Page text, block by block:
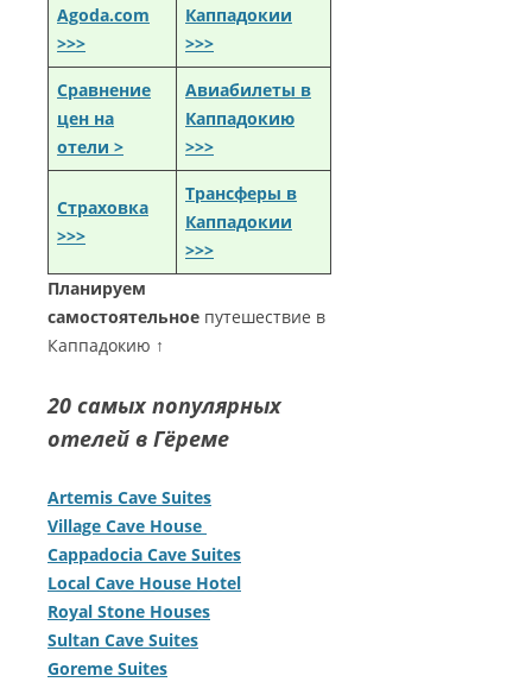
Agoda.com
>>>
Каппадокии
>>>
Сравнение
цен на
отели >
Авиабилеты в
Каппадокию
>>>
Страховка
>>>
Трансферы в
Каппадокии
>>>
Планируем
самостоятельное путешествие в
Каппадокию ↑
20 самых популярных
отелей в Гёреме
Artemis Cave Suites
Village Cave House
Cappadocia Cave Suites
Local Cave House Hotel
Royal Stone Houses
Sultan Cave Suites
Goreme Suites